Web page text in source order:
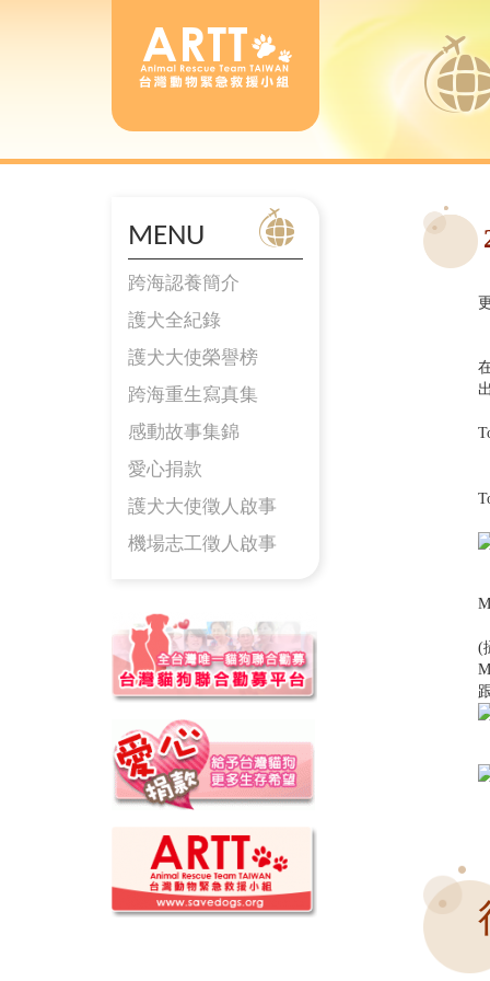
MENU
跨海認養簡介
護犬全紀錄
護犬大使榮譽榜
跨海重生寫真集
感動故事集錦
愛心捐款
護犬大使徵人啟事
機場志工徵人啟事
(